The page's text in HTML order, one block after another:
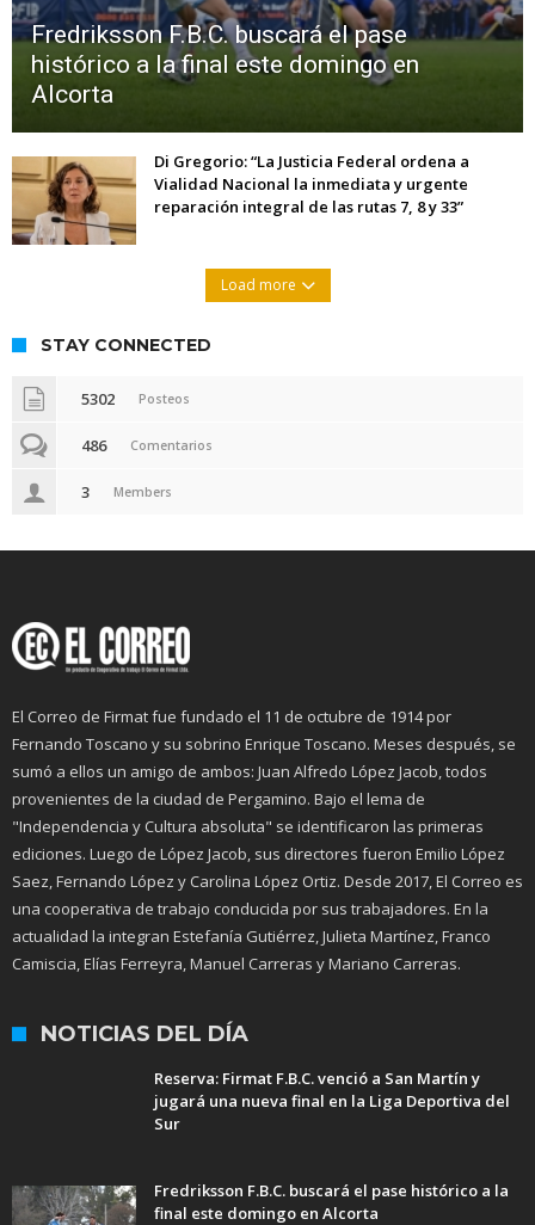
Fredriksson F.B.C. buscará el pase
histórico a la final este domingo en
Alcorta
Di Gregorio: “La Justicia Federal ordena a
Vialidad Nacional la inmediata y urgente
reparación integral de las rutas 7, 8 y 33”
Load more
STAY CONNECTED
5302 Posteos
486 Comentarios
3 Members
El Correo de Firmat fue fundado el 11 de octubre de 1914 por
Fernando Toscano y su sobrino Enrique Toscano. Meses después, se
sumó a ellos un amigo de ambos: Juan Alfredo López Jacob, todos
provenientes de la ciudad de Pergamino. Bajo el lema de
"Independencia y Cultura absoluta" se identificaron las primeras
ediciones. Luego de López Jacob, sus directores fueron Emilio López
Saez, Fernando López y Carolina López Ortiz. Desde 2017, El Correo es
una cooperativa de trabajo conducida por sus trabajadores. En la
actualidad la integran Estefanía Gutiérrez, Julieta Martínez, Franco
Camiscia, Elías Ferreyra, Manuel Carreras y Mariano Carreras.
NOTICIAS DEL DÍA
Reserva: Firmat F.B.C. venció a San Martín y
jugará una nueva final en la Liga Deportiva del
Sur
Fredriksson F.B.C. buscará el pase histórico a la
final este domingo en Alcorta